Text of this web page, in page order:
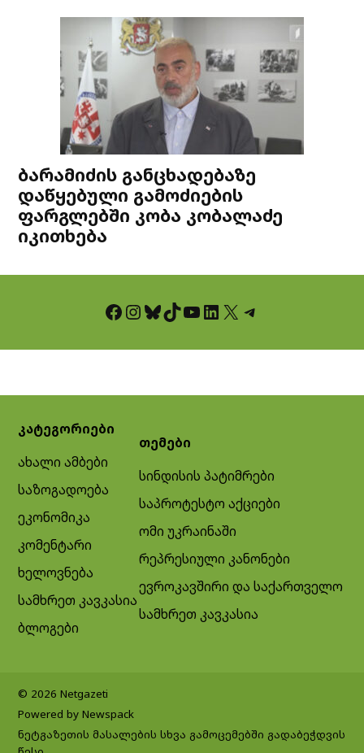
ბარამიძის განცხადებაზე
დაწყებული გამოძიების
ფარგლებში კობა კობალაძე
იკითხება
Facebook InstagramBluesky TikTok YouTube LinkedIn X Telegram
კატეგორიები
ახალი ამბები
საზოგადოება
ეკონომიკა
კომენტარი
ხელოვნება
სამხრეთ კავკასია
ბლოგები
თემები
სინდისის პატიმრები
საპროტესტო აქციები
ომი უკრაინაში
რეპრესიული კანონები
ევროკავშირი და საქართველო
სამხრეთ კავკასია
© 2026 Netgazeti
Powered by Newspack
ნეტგაზეთის მასალების სხვა გამოცემებში გადაბეჭდვის